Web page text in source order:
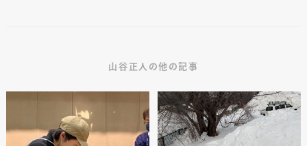
山谷正人の他の記事